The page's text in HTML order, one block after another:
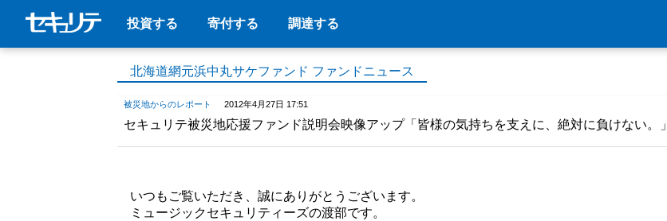
投資する 寄付する 調達する
北海道網元浜中丸サケファンド ファンドニュース
被災地からのレポート 2012年4月27日 17:51
セキュリテ被災地応援ファンド説明会映像アップ「皆様の気持ちを支えに、絶対に負けない。」
いつもご覧いただき、誠にありがとうございます。
ミュージックセキュリティーズの渡部です。